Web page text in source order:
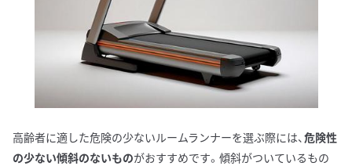
高齢者に適した危険の少ないルームランナーを選ぶ際には、 危険性
の少ない傾斜のないものがおすすめです。傾斜がついているもの